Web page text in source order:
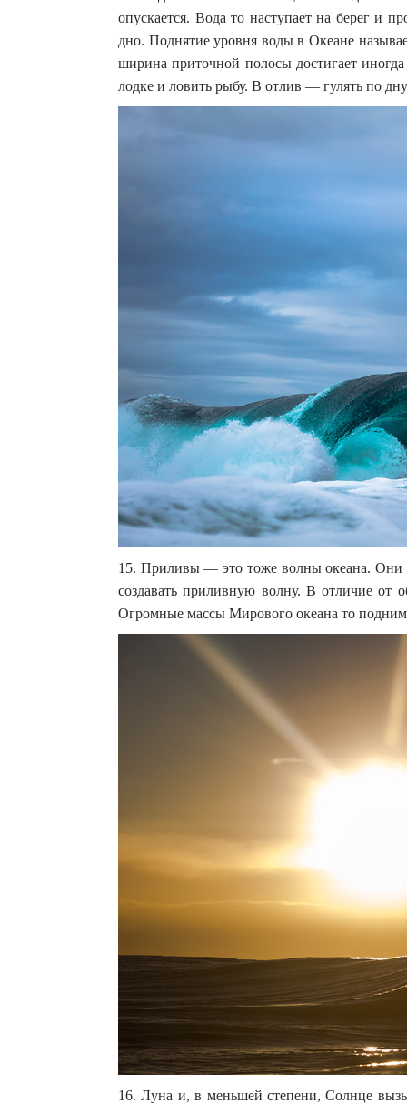
опускается. Вода то наступает на берег и
дно. Поднятие уровня воды в Океане
ширина приточной полосы достигает
лодке и ловить рыбу. В отлив — гулять по
15. Приливы — это тоже волны океана. Они
создавать приливную волну. В отличие от
Огромные массы Мирового океана то
16. Луна и, в меньшей степени, Солнце